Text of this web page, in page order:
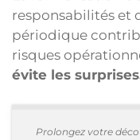
responsabilités et
périodique
risques
évite les
Prolongez votre